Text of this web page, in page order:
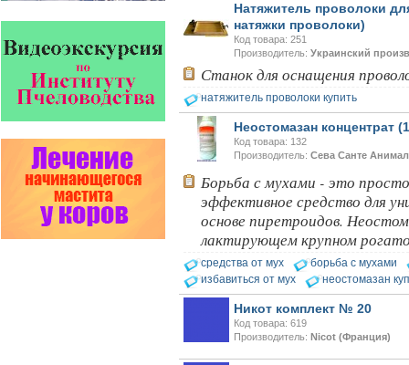
решена! -
препаратов ЗАО
АГРОБИОПРОМ: Апидез
Варроадез ,Амипол-Т,…
Безукоризненно сильное
звено в системе
от болезней пчел и
повышения рентабельности
пасеки.
Апидез, Варроадез, Амипол-Т,
Апирой, Апистоп, Бипин-Т,
Полисан и Гармония…
Натяжитель проволоки
натяжки проволоки)
Код товара: 251
Производитель: Украинский
Станок для оснащения
натяжитель проволоки купить
Неостомазан концентрат
Код товара: 132
Производитель: Сева Санте
Борьба с мухами - это
эффективное средство для
основе пиретроидов.
лактирующем крупном
средства от мух
борьба с мухами
избавиться от мух
неостомазан
Никот комплект № 20
Код товара: 619
Производитель: Nicot (Франция)